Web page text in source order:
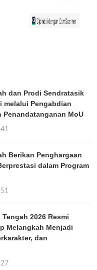
dan Prodi Sendratasik
melalui Pengabdian
Penandatanganan MoU
Berikan Penghargaan
dalam Program
Tengah 2026 Resmi
Melangkah Menjadi
dan